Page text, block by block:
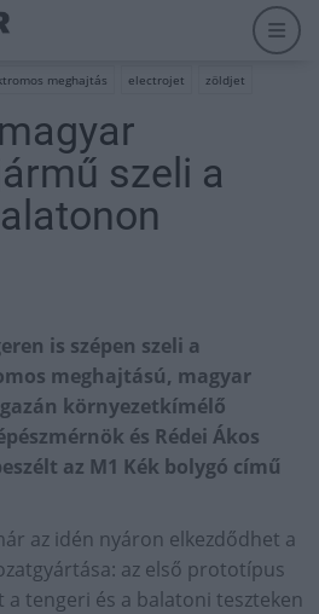
meghajtás electrojet zöldjet
szeli a
is szépen szeli a
meghajtású, magyar
környezetkímélő
és Rédei Ákos
az M1 Kék bolygó című
az idén nyáron elkezdődhet a
az első prototípus
tengeri és a balatoni teszteken